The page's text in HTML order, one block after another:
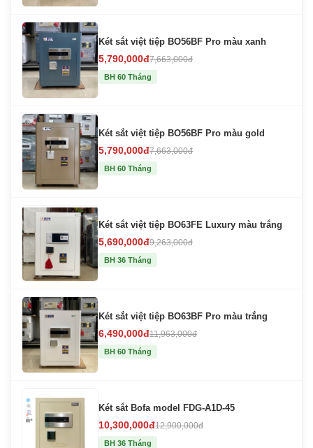
Két sắt việt tiệp BO56BF Pro màu xanh
5,790,000đ7,663,000đ
BH 60 Tháng
Két sắt việt tiệp BO56BF Pro màu gold
5,790,000đ7,663,000đ
BH 60 Tháng
Két sắt việt tiệp BO63FE Luxury màu trắng
5,690,000đ9,263,000đ
BH 36 Tháng
Két sắt việt tiệp BO63BF Pro màu trắng
6,490,000đ11,963,000đ
BH 60 Tháng
Két sắt Bofa model FDG-A1D-45
10,300,000đ12,900,000đ
BH 36 Tháng